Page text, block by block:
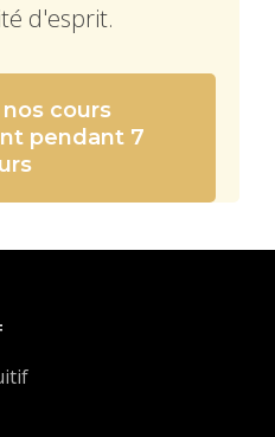
d'esprit.
nos cours
pendant 7